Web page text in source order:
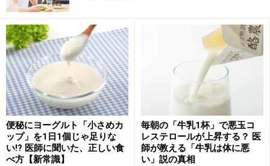
便秘にヨーグルト「小さめカ
ップ」を1日1個じゃ足りな
い!? 医師に聞いた、正しい食
べ方【新常識】
毎朝の「牛乳1杯」で悪玉コ
レステロールが上昇する？ 医
師が教える「牛乳は体に悪
い」説の真相